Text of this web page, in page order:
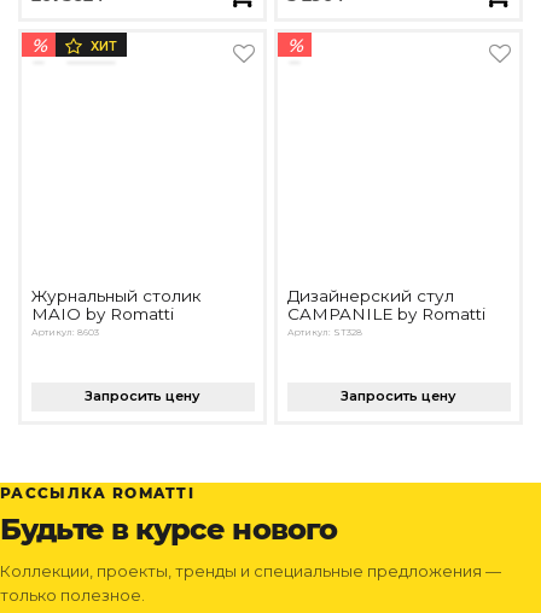
% ХИТ
Журнальный столик
MAIO by Romatti
Артикул: 8603
Запросить цену
%
Дизайнерский стул
CAMPANILE by Romatti
Артикул: ST328
Запросить цену
РАССЫЛКА ROMATTI
Будьте в курсе нового
Коллекции, проекты, тренды и специальные предложения —
только полезное.